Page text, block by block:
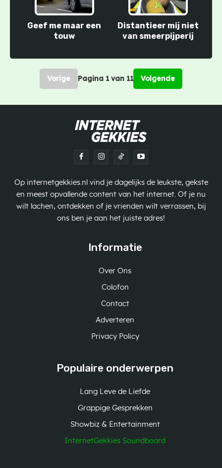
Geef me maar een
touw
Distantieer mij niet
van smeerpijperij
Vorige Pagina 1 van 11 Volgende
Op internetgekkies.nl vind je dagelijks de leukste, gekste
en meest opvallende content van het internet. Of je nu
wilt lachen, ontdekken of je vrienden wilt verrassen, bij
ons ben je aan het juiste adres!
Informatie
Over Ons
Colofon
Contact
Adverteren
Privacy Policy
Populaire onderwerpen
Lang Leve de Liefde
Grappige Gesprekken
Showbiz & Entertainment
InternetGekkies Soundboard